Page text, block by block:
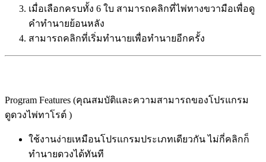
เมื่อเลือกครบทั้ง 6 ใบ สามารถคลิกที่ไพ่ทางขวามือเพื่อดู
คำทำนายย้อนหลัง
สามารถคลิกที่เริ่มทำนายเพื่อทำนายอีกครั้ง
Program Features (คุณสมบัติและความสามารถของโปรแกรม
ดูดวงไพ่ทาโรต์ )
ใช้งานง่ายเหมือนโปรแกรมประเภทเดียวกัน ไม่กี่คลิกก็
ทำนายดวงได้ทันที